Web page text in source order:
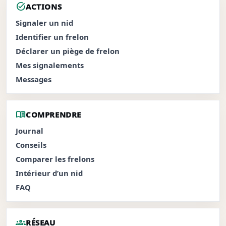
task_altACTIONS
Signaler un nid
Identifier un frelon
Déclarer un piège de frelon
Mes signalements
Messages
menu_bookCOMPRENDRE
Journal
Conseils
Comparer les frelons
Intérieur d’un nid
FAQ
groupsRÉSEAU